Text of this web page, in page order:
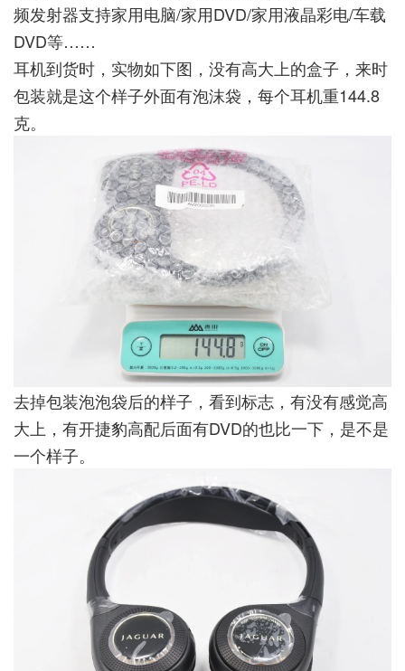
频发射器支持家用电脑/家用DVD/家用液晶彩电/车载
DVD等……
耳机到货时，实物如下图，没有高大上的盒子，来时
包装就是这个样子外面有泡沫袋，每个耳机重144.8
克。
去掉包装泡泡袋后的样子，看到标志，有没有感觉高
大上，有开捷豹高配后面有DVD的也比一下，是不是
一个样子。